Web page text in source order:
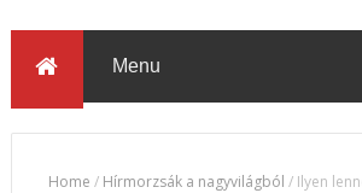
Home / Hírmorzsák a nagyvilágból / Ilyen